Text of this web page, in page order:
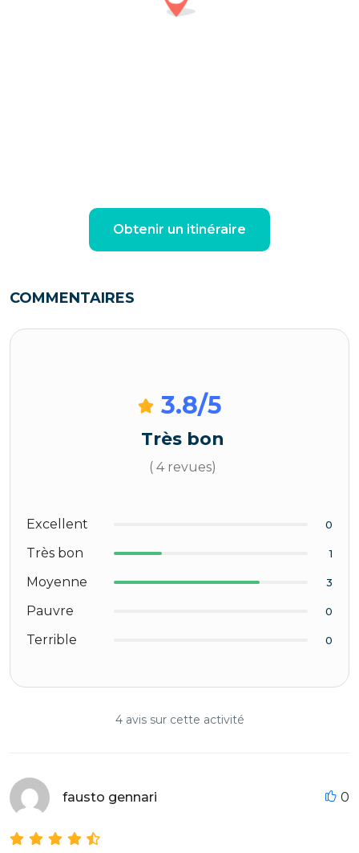
Obtenir un itinéraire
COMMENTAIRES
3.8/5
Très bon
( 4 revues)
Excellent 0
Très bon 1
Moyenne 3
Pauvre 0
Terrible 0
4 avis sur cette activité
fausto gennari 0